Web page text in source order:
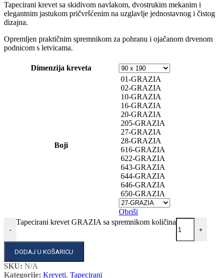
Tapecirani krevet sa skidivom navlakom, dvostrukim mekanim i
elegantnim jastukom pričvršćenim na uzglavlje jednostavnog i čistog
dizajna.
Opremljen praktičnim spremnikom za pohranu i ojačanom drvenom
podnicom s letvicama.
Dimenzija kreveta
Boji
01-GRAZIA
02-GRAZIA
10-GRAZIA
16-GRAZIA
20-GRAZIA
205-GRAZIA
27-GRAZIA
28-GRAZIA
616-GRAZIA
622-GRAZIA
643-GRAZIA
644-GRAZIA
646-GRAZIA
650-GRAZIA
Obriši
-
Tapecirani krevet GRAZIA sa spremnikom količina
+
DODAJ U KOŠARICU
SKU: N/A
Kategorije: Kreveti, Tapecirani